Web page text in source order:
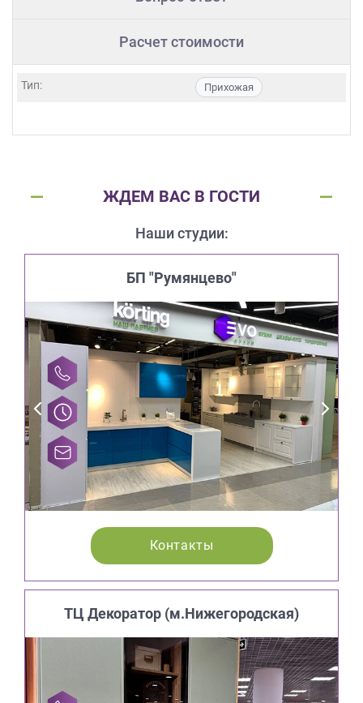
Расчет стоимости
Тип: Прихожая
ЖДЕМ ВАС В ГОСТИ
Наши студии:
БП "Румянцево"
Контакты
ТЦ Декоратор (м.Нижегородская)